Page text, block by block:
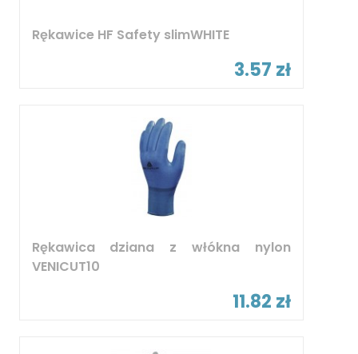
Rękawice HF Safety slimWHITE
3.57 zł
Rękawica dziana z włókna nylon
VENICUT10
11.82 zł